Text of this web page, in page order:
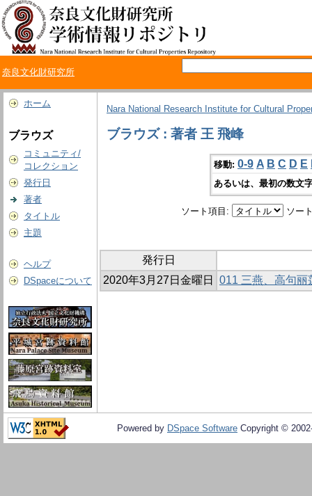
奈良文化財研究所
ホーム
ブラウズ
コミュニティ/
コレクション
発行日
著者
タイトル
主題
ヘルプ
DSpaceについて
Nara National Research Institute for Cultural
ブラウズ : 著者 王 飛峰
移動: 0-9 A B C D E
あるいは、最初の数文
ソート項目: ソー
発行日
2020年3月27日金曜日
011 三燕、高句丽
Powered by DSpace Software Copyright ©